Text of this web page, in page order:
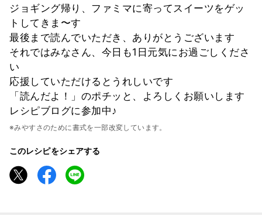
ジョギング帰り、ファミマに寄ってスイーツをゲッ
トしてきま〜す
最後まで読んでいただき、ありがとうございます
それではみなさん、今日も1日元気にお過ごしくださ
い
応援していただけるとうれしいです
「読んだよ！」のポチッと、よろしくお願いします
レシピブログに参加中♪
※みやすさのために書式を一部改変しています。
このレシピをシェアする